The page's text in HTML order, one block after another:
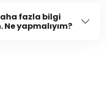
fazla bilgi
yapmalıyım?